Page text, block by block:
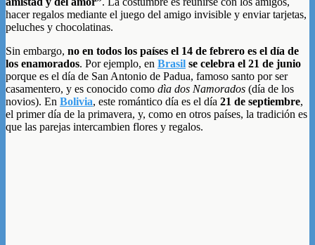
hacer regalos mediante el juego del amigo invisible y enviar tarjetas,
peluches y chocolatinas.
Sin embargo, no en todos los países el 14 de febrero es el día de
los enamorados. Por ejemplo, en Brasil se celebra el 21 de junio
porque es el día de San Antonio de Padua, famoso santo por ser
casamentero, y es conocido como dìa dos Namorados (día de los
novios). En Bolivia, este romántico día es el día 21 de septiembre,
el primer día de la primavera, y, como en otros países, la tradición es
que las parejas intercambien flores y regalos.